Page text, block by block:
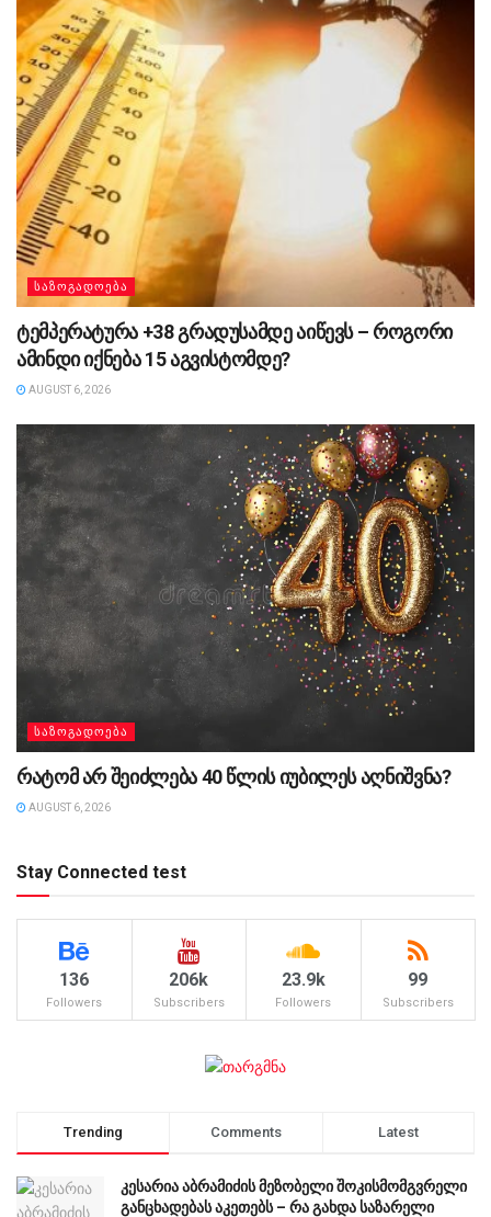
ᲡᲐᲖᲝᲒᲐᲓᲝᲔᲑᲐ
ტემპერატურა +38 გრადუსამდე აიწევს – როგორი
ამინდი იქნება 15 აგვისტომდე?
AUGUST 6, 2026
ᲡᲐᲖᲝᲒᲐᲓᲝᲔᲑᲐ
რატომ არ შეიძლება 40 წლის იუბილეს აღნიშვნა?
AUGUST 6, 2026
Stay Connected test
136
Followers
206k
Subscribers
23.9k
Followers
99
Subscribers
Trending Comments Latest
კესარია აბრამიძის მეზობელი შოკისმომგვრელი
განცხადებას აკეთებს – რა გახდა საზარელი